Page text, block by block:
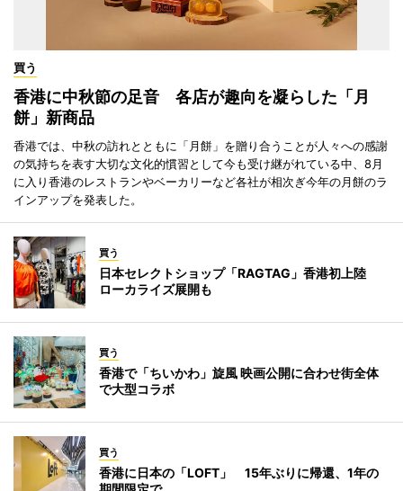
買う
香港に中秋節の足音 各店が趣向を凝らした「月
餅」新商品
香港では、中秋の訪れとともに「月餅」を贈り合うことが人々への感謝
の気持ちを表す大切な文化的慣習として今も受け継がれている中、8月
に入り香港のレストランやベーカリーなど各社が相次ぎ今年の月餅のラ
インアップを発表した。
買う
日本セレクトショップ「RAGTAG」香港初上陸
ローカライズ展開も
買う
香港で「ちいかわ」旋風 映画公開に合わせ街全体
で大型コラボ
買う
香港に日本の「LOFT」 15年ぶりに帰還、1年の